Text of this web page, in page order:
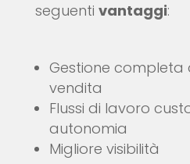
seguenti vantaggi:
Gestione completa
vendita
Flussi di lavoro
autonomia
Migliore visibilità